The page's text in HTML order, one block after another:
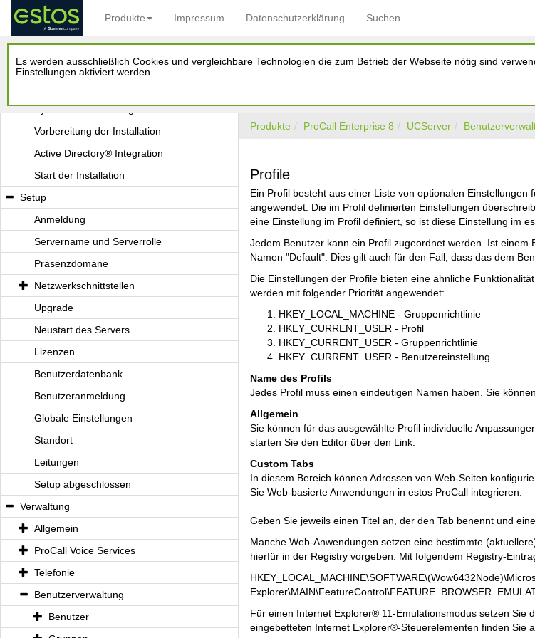
Es werden ausschließlich Cookies und vergleichbare Technologien die zum Betrieb der Webseite nötig sind
Einstellungen aktiviert werden.
Produkte Impressum Datenschutzerklärung Suchen
Einsatz in einer Windows® Domäne
Einsatz mit einem Terminal Server
Einsatz mit Roaming Users
Systemvoraussetzungen
Vorbereitung der Installation
Active Directory® Integration
Start der Installation
Setup
Anmeldung
Servername und Serverrolle
Präsenzdomäne
Netzwerkschnittstellen
Upgrade
Neustart des Servers
Lizenzen
Benutzerdatenbank
Benutzeranmeldung
Globale Einstellungen
Standort
Leitungen
Setup abgeschlossen
Verwaltung
Allgemein
ProCall Voice Services
Telefonie
Benutzerverwaltung
Benutzer
Produkte ProCall Enterprise 8 UCServer
Profile
Ein Profil besteht aus einer Liste von optionalen
angewendet. Die im Profil definierten Einstellungen
eine Einstellung im Profil definiert, so ist diese Einstellung im
Jedem Benutzer kann ein Profil zugeordnet werden. Ist
Namen "Default". Dies gilt auch für den Fall, dass das dem
Die Einstellungen der Profile bieten eine ähnliche
werden mit folgender Priorität angewendet:
HKEY_LOCAL_MACHINE - Gruppenrichtlinie
HKEY_CURRENT_USER - Profil
HKEY_CURRENT_USER - Gruppenrichtlinie
HKEY_CURRENT_USER - Benutzereinstellung
Name des Profils
Jedes Profil muss einen eindeutigen Namen haben. Sie
Allgemein
Sie können für das ausgewählte Profil individuelle
starten Sie den Editor über den Link.
Custom Tabs
In diesem Bereich können Adressen von Web-Seiten
Sie Web-basierte Anwendungen in estos ProCall integrieren.
Geben Sie jeweils einen Titel an, der den Tab benennt und
Manche Web-Anwendungen setzen eine bestimmte
hierfür in der Registry vorgeben. Mit folgendem Registry-
Für einen Internet Explorer® 11-Emulationsmodus setzen Sie
eingebetteten Internet Explorer®-Steuerelementen finden Sie